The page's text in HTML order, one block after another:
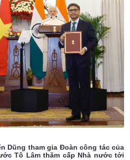
cho người dân, doanh nghiệp; phát
nhân tạo là trọng tâm của chuyển đổi
Dũng tham gia Đoàn công tác của
Tô Lâm thăm cấp Nhà nước tới